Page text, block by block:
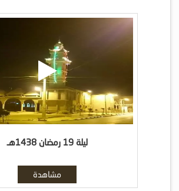
ليلة 19 رمضان 1438هـ
مشاهدة